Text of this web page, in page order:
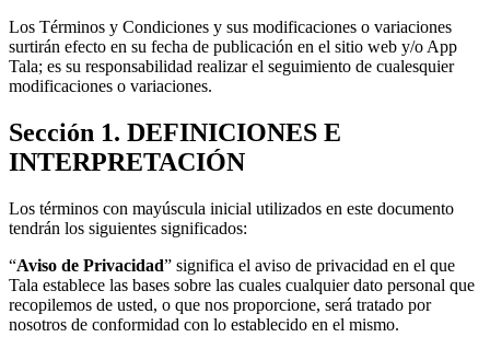
Los Términos y Condiciones y sus modificaciones o variaciones
surtirán efecto en su fecha de publicación en el sitio web y/o App
Tala; es su responsabilidad realizar el seguimiento de cualesquier
modificaciones o variaciones.
Sección 1. DEFINICIONES E
INTERPRETACIÓN
Los términos con mayúscula inicial utilizados en este documento
tendrán los siguientes significados:
“Aviso de Privacidad” significa el aviso de privacidad en el que
Tala establece las bases sobre las cuales cualquier dato personal que
recopilemos de usted, o que nos proporcione, será tratado por
nosotros de conformidad con lo establecido en el mismo.